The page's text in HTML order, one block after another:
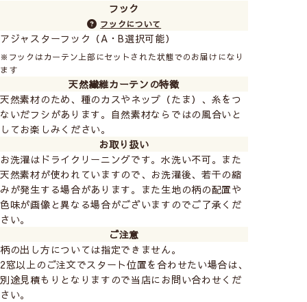
フック
フックについて
アジャスターフック（A・B選択可能）
※フックはカーテン上部にセットされた状態でのお届けになり
ます
天然繊維カーテンの特徴
天然素材のため、種のカスやネップ（たま）、糸をつ
ないだフシがあります。自然素材ならではの風合いと
してお楽しみください。
お取り扱い
お洗濯はドライクリーニングです。水洗い不可。また
天然素材が使われていますので、お洗濯後、若干の縮
みが発生する場合があります。また生地の柄の配置や
色味が画像と異なる場合がございますのでご了承くだ
さい。
ご注意
柄の出し方については指定できません。
2窓以上のご注文でスタート位置を合わせたい場合は、
別途見積もりとなりますので当店にお問い合わせくだ
さい。